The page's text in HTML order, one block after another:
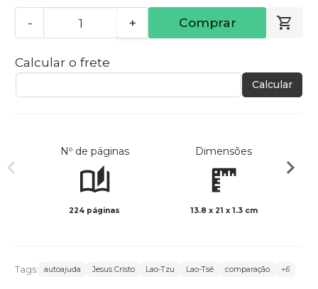
- + Comprar
Calcular o frete
Calcular
Nº de páginas
224 páginas
Dimensões
13.8 x 21 x 1.3 cm
Tags: autoajuda Jesus Cristo Lao-Tzu Lao-Tsé comparação +6